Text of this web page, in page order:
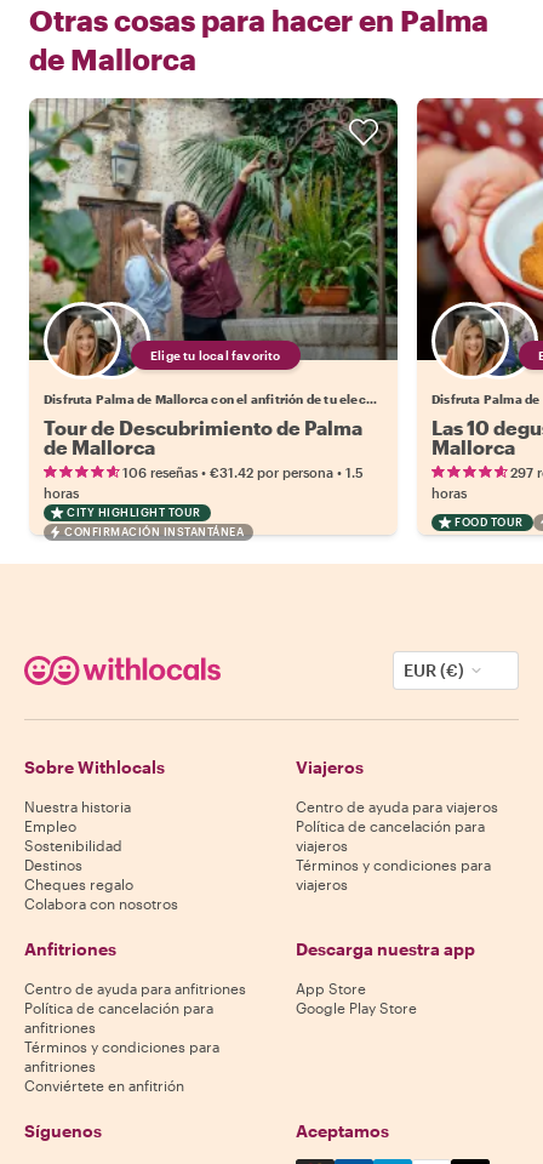
Otras cosas para hacer en Palma
de Mallorca
Elige tu local favorito
Disfruta Palma de Mallorca con el anfitrión de tu elección.
Tour de Descubrimiento de Palma
de Mallorca
106 reseñas • €31.42 por persona • 1.5
horas
CITY HIGHLIGHT TOUR
CONFIRMACIÓN INSTANTÁNEA
Las 10
Mallorca
297
horas
FOOD TOUR
EUR (€)
Sobre Withlocals
Nuestra historia
Empleo
Sostenibilidad
Destinos
Cheques regalo
Colabora con nosotros
Viajeros
Centro de ayuda para viajeros
Política de cancelación para
viajeros
Términos y condiciones para
viajeros
Anfitriones
Centro de ayuda para anfitriones
Política de cancelación para
anfitriones
Términos y condiciones para
anfitriones
Conviértete en anfitrión
Descarga nuestra app
App Store
Google Play Store
Síguenos Aceptamos